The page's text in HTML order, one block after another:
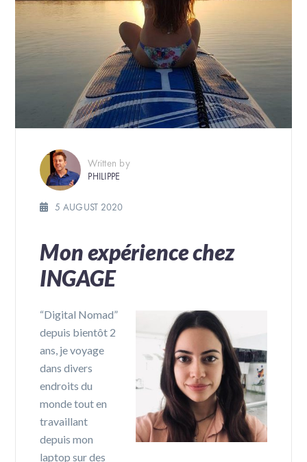
Written by
PHILIPPE
5 AUGUST 2020
Mon expérience chez
INGAGE
“Digital Nomad”
depuis bientôt 2
ans, je voyage
dans divers
endroits du
monde tout en
travaillant
depuis mon
laptop sur des